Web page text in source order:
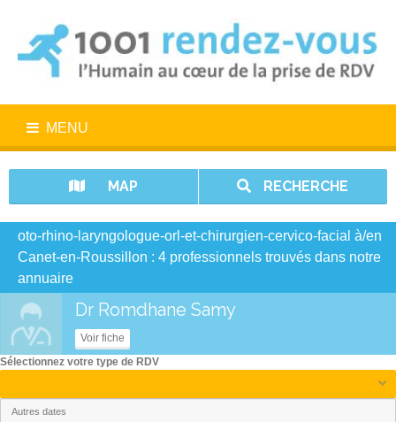
MENU
MAP RECHERCHE
oto-rhino-laryngologue-orl-et-chirurgien-cervico-facial à/en
Canet-en-Roussillon : 4 professionnels trouvés dans notre
annuaire
Dr Romdhane Samy
Voir fiche
Sélectionnez votre type de RDV